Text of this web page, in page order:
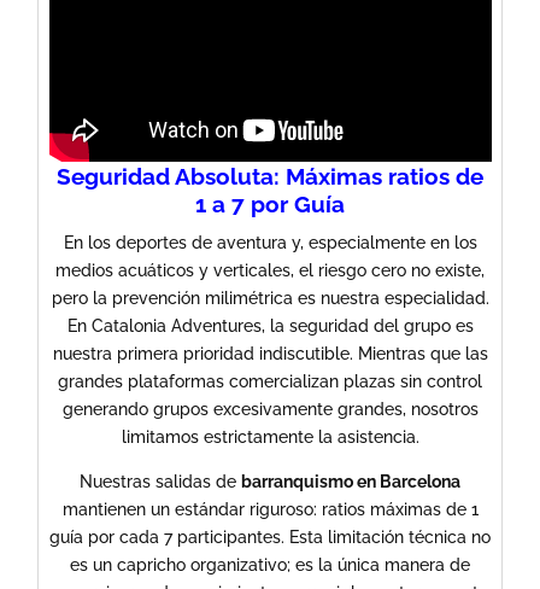
Seguridad Absoluta: Máximas ratios de
1 a 7 por Guía
En los deportes de aventura y, especialmente en los
medios acuáticos y verticales, el riesgo cero no existe,
pero la prevención milimétrica es nuestra especialidad.
En Catalonia Adventures, la seguridad del grupo es
nuestra primera prioridad indiscutible. Mientras que las
grandes plataformas comercializan plazas sin control
generando grupos excesivamente grandes, nosotros
limitamos estrictamente la asistencia.
​Nuestras salidas de barranquismo en Barcelona
mantienen un estándar riguroso: ratios máximas de 1
guía por cada 7 participantes. Esta limitación técnica no
es un capricho organizativo; es la única manera de